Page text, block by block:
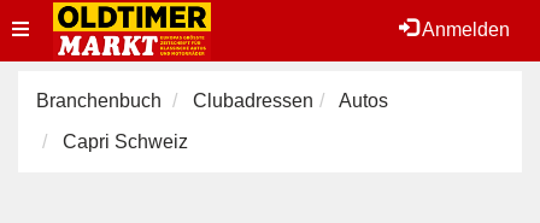
Anmelden
Toggle
navigation
Branchenbuch Clubadressen
Autos
Capri Schweiz